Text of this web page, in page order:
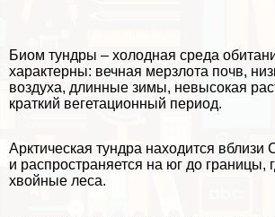
Биом тундры – холодная среда
хаpaктерны: вечная мерзлота почв,
воздуха, длинные зимы, невысокая
краткий вегетационный период.
Арктическая тундра находится вблизи
и распространяется на юг до границы,
хвойные леса.